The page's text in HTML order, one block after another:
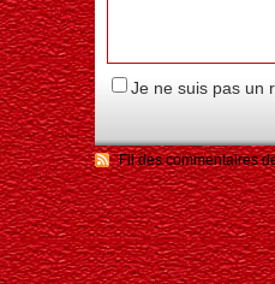
Je ne suis pas un
Fil des commentaires